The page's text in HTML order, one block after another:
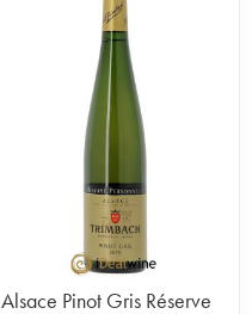
Alsace Pinot Gris Réserve